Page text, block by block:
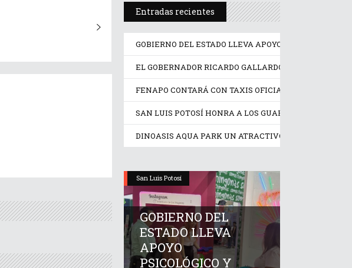
Entradas recientes
GOBIERNO DEL ESTADO LLEVA APOYO PSICOLÓGICO
EL GOBERNADOR RICARDO GALLARDO PONE EN
FENAPO CONTARÁ CON TAXIS OFICIALES
SAN LUIS POTOSÍ HONRA A LOS GUARDIANES DE SU
DINOASIS AQUA PARK UN ATRACTIVO IDEAL EN ESTE
San Luis Potosí
GOBIERNO DEL
ESTADO LLEVA
APOYO
PSICOLÓGICO Y